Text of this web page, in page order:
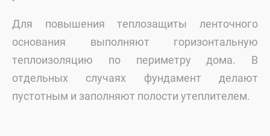
Для повышения теплозащиты ленточного
основания выполняют горизонтальную
теплоизоляцию по периметру дома. В
отдельных случаях фундамент делают
пустотным и заполняют полости утеплителем.